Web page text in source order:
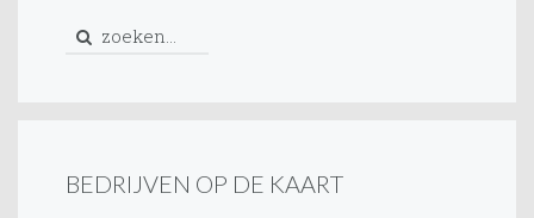
BEDRIJVEN OP DE KAART